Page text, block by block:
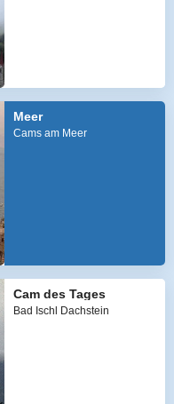
Meer
Cams am Meer
Cam des Tages
Bad Ischl Dachstein